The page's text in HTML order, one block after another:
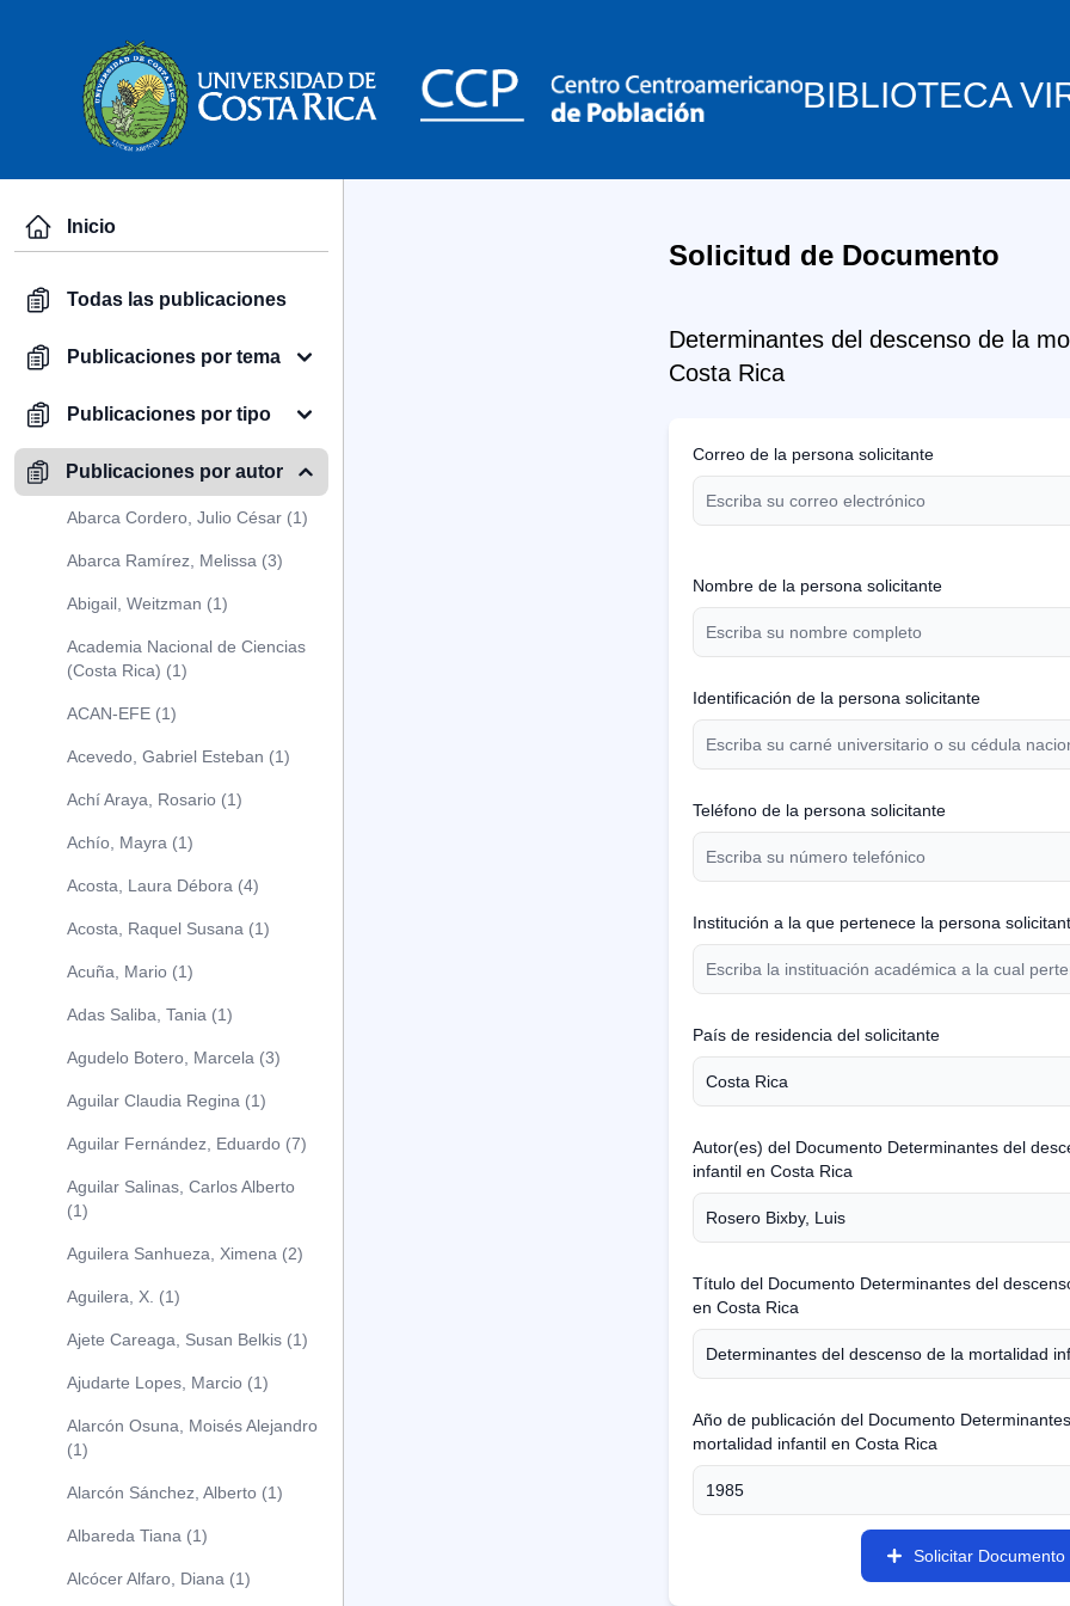
BIBLIOTECA
Inicio
Todas las publicaciones
Publicaciones por tema
Publicaciones por tipo
Publicaciones por autor
Abarca Cordero, Julio César (1)
Abarca Ramírez, Melissa (3)
Abigail, Weitzman (1)
Academia Nacional de Ciencias
(Costa Rica) (1)
ACAN-EFE (1)
Acevedo, Gabriel Esteban (1)
Achí Araya, Rosario (1)
Achío, Mayra (1)
Acosta, Laura Débora (4)
Acosta, Raquel Susana (1)
Acuña, Mario (1)
Adas Saliba, Tania (1)
Agudelo Botero, Marcela (3)
Aguilar Claudia Regina (1)
Aguilar Fernández, Eduardo (7)
Aguilar Salinas, Carlos Alberto
(1)
Aguilera Sanhueza, Ximena (2)
Aguilera, X. (1)
Ajete Careaga, Susan Belkis (1)
Ajudarte Lopes, Marcio (1)
Alarcón Osuna, Moisés Alejandro
(1)
Alarcón Sánchez, Alberto (1)
Albareda Tiana (1)
Alcócer Alfaro, Diana (1)
Solicitud de Documento
Determinantes del descenso de la
Costa Rica
Correo de la persona solicitante
Nombre de la persona solicitante
Identificación de la persona solicitante
Teléfono de la persona solicitante
Institución a la que pertenece la persona
País de residencia del solicitante
Autor(es) del Documento Determinantes del
infantil en Costa Rica
Título del Documento Determinantes del
en Costa Rica
Año de publicación del Documento
mortalidad infantil en Costa Rica
Solicitar Documento